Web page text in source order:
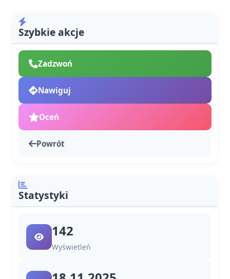
Szybkie akcje
Zadzwoń
Nawiguj
Oceń
Powrót
Statystyki
142
Wyświetleń